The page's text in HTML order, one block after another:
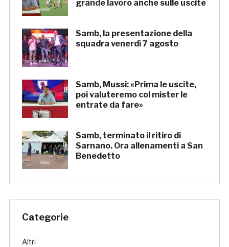
grande lavoro anche sulle uscite
Samb, la presentazione della
squadra venerdì 7 agosto
Samb, Mussi: «Prima le uscite,
poi valuteremo col mister le
entrate da fare»
Samb, terminato il ritiro di
Sarnano. Ora allenamenti a San
Benedetto
Categorie
Altri